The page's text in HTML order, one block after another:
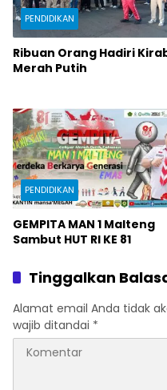
PENDIDIKAN
Ribuan Orang Hadiri
Merah Putih
PENDIDIKAN
GEMPITA MAN 1 Malteng
Sambut HUT RI KE 81
Tinggalkan
Alamat email Anda tidak
wajib ditandai *